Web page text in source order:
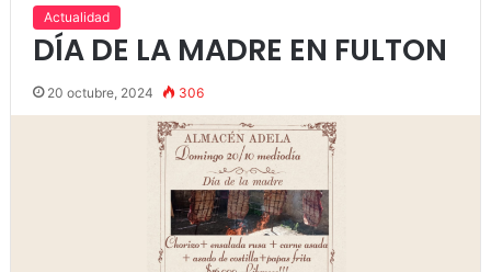
Actualidad
DÍA DE LA MADRE EN FULTON
20 octubre, 2024 306